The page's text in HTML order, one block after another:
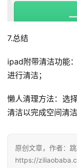
7.总结
ipad附带清洁功能
进行清洁；
懒人清理方法：选
清洁以完成空间清洁
原创文章，作者：
https://